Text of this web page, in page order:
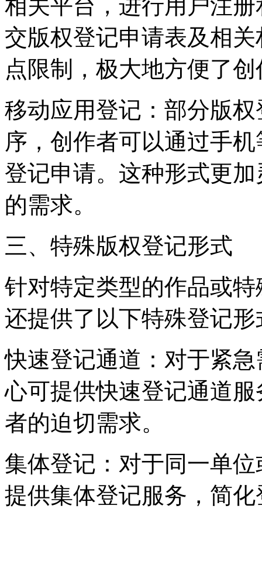
相关平台，进行用户注
交版权登记申请表及相
点限制，极大地方便了
移动应用登记‌：部分版
序，创作者可以通过手
登记申请。这种形式更
的需求。
三、特殊版权登记形式
针对特定类型的作品或
还提供了以下特殊登记形
快速登记通道‌：对于紧
心可提供快速登记通道
者的迫切需求。
集体登记‌：对于同一单
提供集体登记服务，简